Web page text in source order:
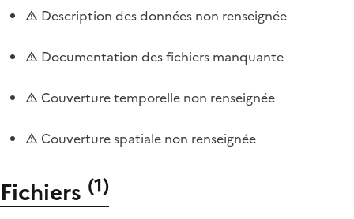
Description des données non renseignée
Documentation des fichiers manquante
Couverture temporelle non renseignée
Couverture spatiale non renseignée
Fichiers (1)